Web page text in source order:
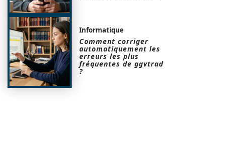
Informatique
Comment corriger
automatiquement les
erreurs les plus
fréquentes de ggvtrad
?